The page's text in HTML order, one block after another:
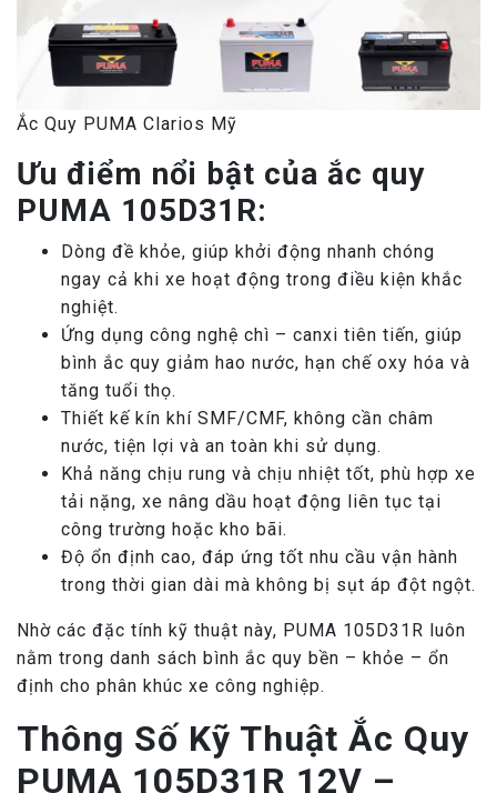
Ắc Quy PUMA Clarios Mỹ
Ưu điểm nổi bật của ắc quy
PUMA 105D31R:
Dòng đề khỏe, giúp khởi động nhanh chóng
ngay cả khi xe hoạt động trong điều kiện khắc
nghiệt.
Ứng dụng công nghệ chì – canxi tiên tiến, giúp
bình ắc quy giảm hao nước, hạn chế oxy hóa và
tăng tuổi thọ.
Thiết kế kín khí SMF/CMF, không cần châm
nước, tiện lợi và an toàn khi sử dụng.
Khả năng chịu rung và chịu nhiệt tốt, phù hợp xe
tải nặng, xe nâng dầu hoạt động liên tục tại
công trường hoặc kho bãi.
Độ ổn định cao, đáp ứng tốt nhu cầu vận hành
trong thời gian dài mà không bị sụt áp đột ngột.
Nhờ các đặc tính kỹ thuật này, PUMA 105D31R luôn
nằm trong danh sách bình ắc quy bền – khỏe – ổn
định cho phân khúc xe công nghiệp.
Thông Số Kỹ Thuật Ắc Quy
PUMA 105D31R 12V –